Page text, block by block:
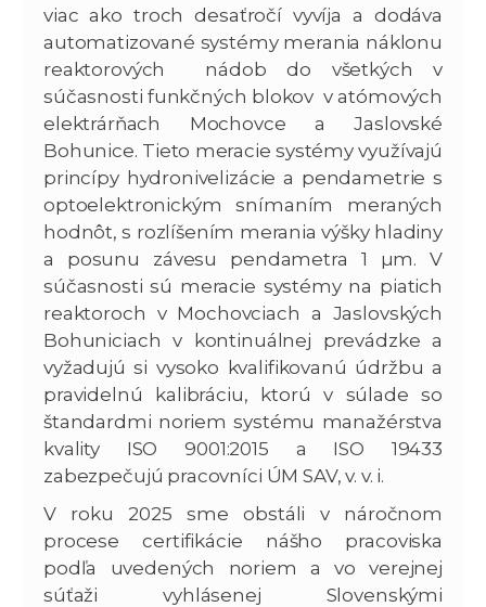
viac ako troch desaťročí vyvíja a dodáva
automatizované systémy merania náklonu
reaktorových nádob do všetkých v
súčasnosti funkčných blokov v atómových
elektrárňach Mochovce a Jaslovské
Bohunice. Tieto meracie systémy využívajú
princípy hydronivelizácie a pendametrie s
optoelektronickým snímaním meraných
hodnôt, s rozlíšením merania výšky hladiny
a posunu závesu pendametra 1 µm. V
súčasnosti sú meracie systémy na piatich
reaktoroch v Mochovciach a Jaslovských
Bohuniciach v kontinuálnej prevádzke a
vyžadujú si vysoko kvalifikovanú údržbu a
pravidelnú kalibráciu, ktorú v súlade so
štandardmi noriem systému manažérstva
kvality ISO 9001:2015 a ISO 19433
zabezpečujú pracovníci ÚM SAV, v. v. i.
V roku 2025 sme obstáli v náročnom
procese certifikácie nášho pracoviska
podľa uvedených noriem a vo verejnej
súťaži vyhlásenej Slovenskými